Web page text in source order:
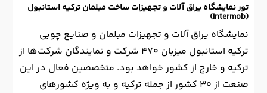
تور نمایشگاه یراق آلات و تجهیزات ساخت مبلمان ترکیه استانبول
(Intermob)
نمایشگاه یراق آلات و تجهیزات مبلمان و صنایع چوبی
ترکیه استانبول میزبان 470 شرکت و نمایندگان شرکت‌ها از
ترکیه و خارج از کشور خواهد بود. متخصصین فعال در این
صنعت از 30 کشور از جمله ترکیه و به ویژه کشورهای